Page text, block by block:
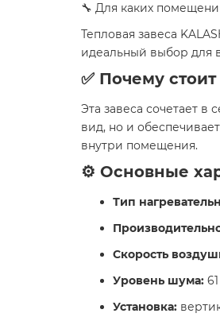
🔧 Для каких
Тепловая завеса
идеальный выбор для
✅ Почему
Эта завеса сочетает
вид, но и
внутри помещения.
⚙️ Основные
Тип
Скорость
Уровень шума:
Установка: